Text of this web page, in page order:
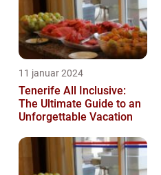
11 januar 2024
Tenerife All Inclusive:
The Ultimate Guide to an
Unforgettable Vacation